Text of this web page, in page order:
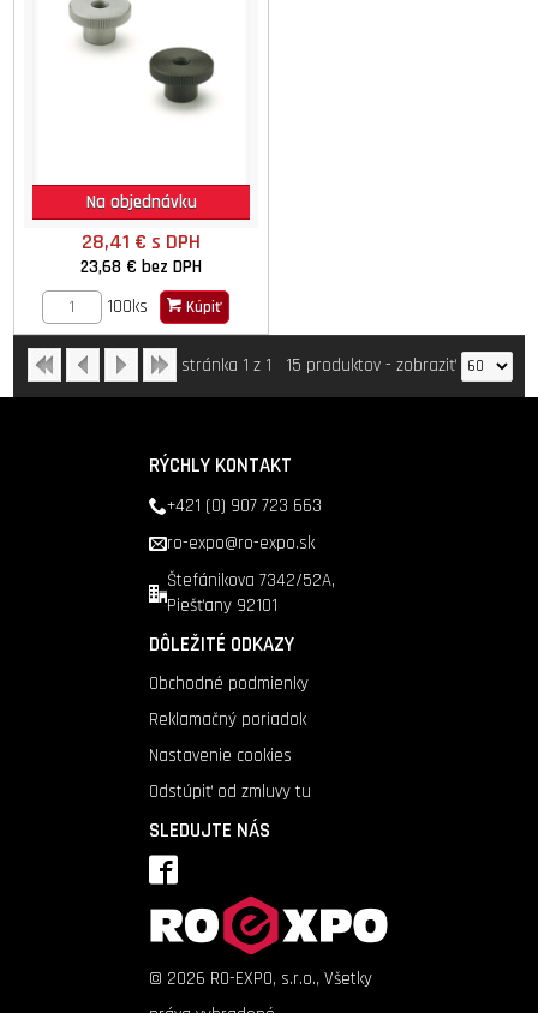
Na objednávku
28,41 €s DPH
23,68 €bez DPH
100ks
Kúpiť
stránka 1 z 1 15 produktov- zobraziť
RÝCHLY KONTAKT
+421 (0) 907 723 663
ro-expo@ro-expo.sk
Štefánikova 7342/52A,
Piešťany 92101
DÔLEŽITÉ ODKAZY
Obchodné podmienky
Reklamačný poriadok
Nastavenie cookies
Odstúpiť od zmluvy tu
SLEDUJTE NÁS
© 2026 RO-EXPO, s.r.o., Všetky